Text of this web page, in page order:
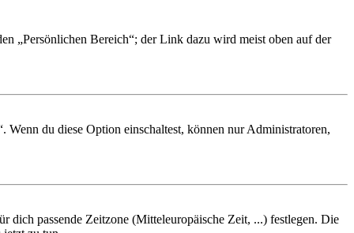
„Persönlichen Bereich“; der Link dazu wird meist oben auf der
du diese Option einschaltest, können nur Administratoren,
dich passende Zeitzone (Mitteleuropäische Zeit, ...) festlegen. Die